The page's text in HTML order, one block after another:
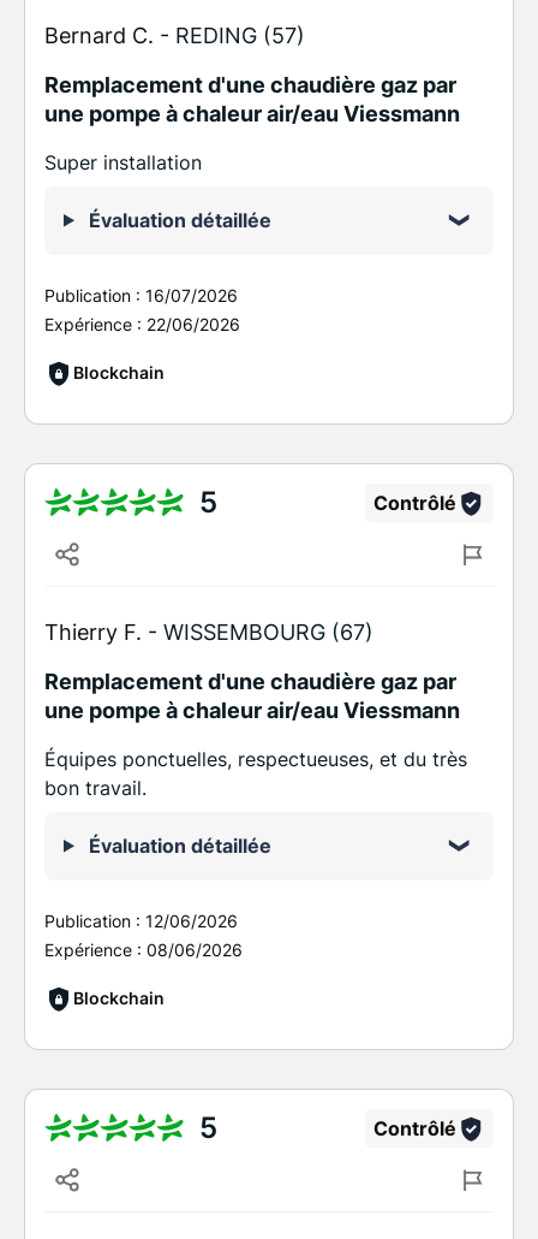
Bernard C. - REDING (57)
Remplacement d'une chaudière gaz par
une pompe à chaleur air/eau Viessmann
Super installation
Évaluation détaillée
Publication : 16/07/2026
Expérience : 22/06/2026
Blockchain
5 Contrôlé
Thierry F. - WISSEMBOURG (67)
Remplacement d'une chaudière gaz par
une pompe à chaleur air/eau Viessmann
Équipes ponctuelles, respectueuses, et du très
bon travail.
Évaluation détaillée
Publication : 12/06/2026
Expérience : 08/06/2026
Blockchain
5 Contrôlé